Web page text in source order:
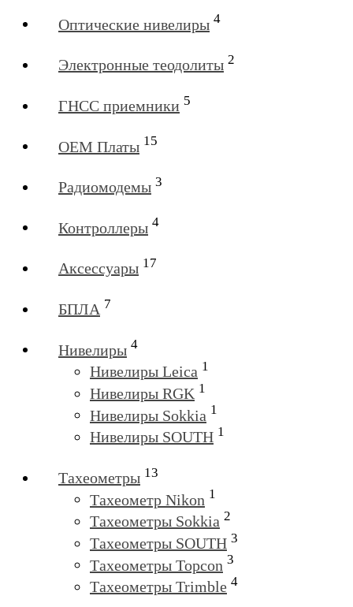
Оптические нивелиры 4
Электронные теодолиты 2
ГНСС приемники 5
OEM Платы 15
Радиомодемы 3
Контроллеры 4
Аксессуары 17
БПЛА 7
Нивелиры 4
Нивелиры Leica 1
Нивелиры RGK 1
Нивелиры Sokkia 1
Нивелиры SOUTH 1
Тахеометры 13
Тахеометр Nikon 1
Тахеометры Sokkia 2
Тахеометры SOUTH 3
Тахеометры Topcon 3
Тахеометры Trimble 4